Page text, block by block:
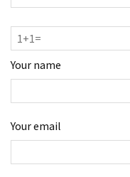
Your name
Your email